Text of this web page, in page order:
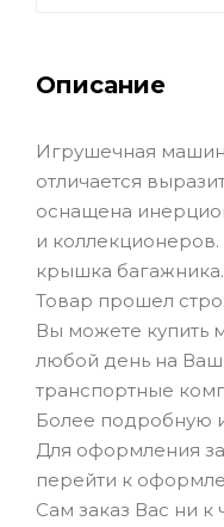
Описание
Игрушечная
отличается
оснащена
и
крышка багажника.
Товар прошел
Вы можете купить
любой день на Ваш
транспортные
Более подробную
Для оформления
перейти к
Сам заказ Вас ни